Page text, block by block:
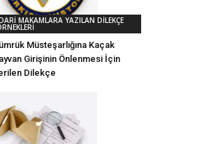
MAKAMLARA YAZILAN DİLEKÇE
Müsteşarlığına Kaçak
Girişinin Önlenmesi İçin
Dilekçe